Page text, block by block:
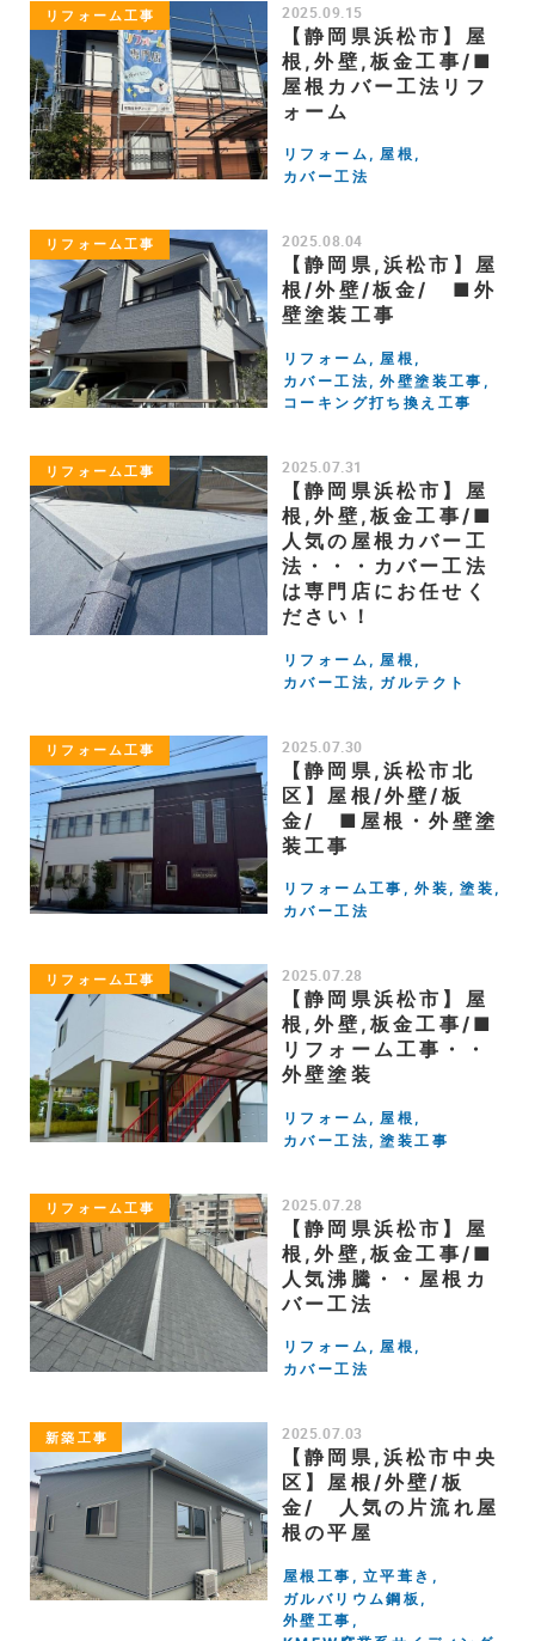
リフォーム工事 2025.09.15
【静岡県浜松市】屋
根,外壁,板金工事/■
屋根カバー工法リフ
ォーム
リフォーム
屋根
カバー工法
リフォーム工事 2025.08.04
【静岡県,浜松市】屋
根/外壁/板金/ ■外
壁塗装工事
リフォーム
屋根
カバー工法
外壁塗装工事
コーキング打ち換え工事
リフォーム工事 2025.07.31
【静岡県浜松市】屋
根,外壁,板金工事/■
人気の屋根カバー工
法・・・カバー工法
は専門店にお任せく
ださい！
リフォーム
屋根
カバー工法
ガルテクト
リフォーム工事 2025.07.30
【静岡県,浜松市北
区】屋根/外壁/板
金/ ■屋根・外壁塗
装工事
リフォーム工事 外装
塗装
カバー工法
リフォーム工事 2025.07.28
【静岡県浜松市】屋
根,外壁,板金工事/■
リフォーム工事・・
外壁塗装
リフォーム
屋根
カバー工法
塗装工事
リフォーム工事 2025.07.28
【静岡県浜松市】屋
根,外壁,板金工事/■
人気沸騰・・屋根カ
バー工法
リフォーム
屋根
カバー工法
新築工事 2025.07.03
【静岡県,浜松市中央
区】屋根/外壁/板
金/ 人気の片流れ屋
根の平屋
屋根工事
立平葺き
ガルバリウム鋼板
外壁工事